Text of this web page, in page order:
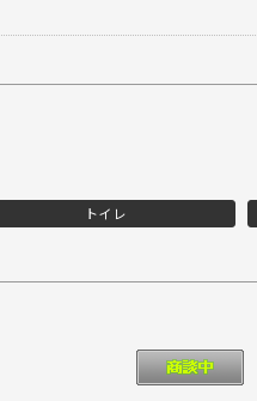
トイレ